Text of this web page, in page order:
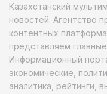
Казахстанский
новостей. Агентство
контентных
представляем
Информационный
экономические,
аналитика, рейтинги,